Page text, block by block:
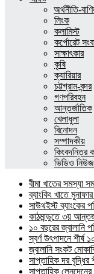
অর্থনীতি-
লিংক
কলামিস্ট
কর্পোরেট
সাক্ষাৎকার
কৃষি
ক্যারিয়ার
চট্টগ্রাম-বন্দর
গণপরিবহন
আন্তর্জাতিক
খেলাধুলা
বিনোদন
সম্পাদকীয়
কিংবদন্তির
ভিডিও নিউজ
বীমা খাতের সমস্যা
ব্যাংকিং খাতে
সাউথইস্ট ব্যাংকের
কাঠমান্ডুতে ৩য়
১০ বছরের জ্বালানি
স্বর্ণ উৎপাদনে শীর্ষ
জ্বালানি সংকট
সাপ্তাহিক দর বৃদ্ধির
সাপ্তাহিক লেনদেনের